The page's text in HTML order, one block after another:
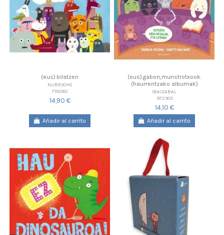
(eus).bilatzen
NUBEOCHO
755262
14,90 €
Añadir al carrito
(eus).gabon,munstrotxook.
(haurrentzako albumak)
IBAIZABAL
972303
14,10 €
Añadir al carrito